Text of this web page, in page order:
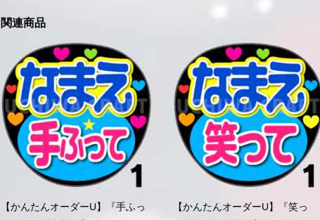
関連商品
【かんたんオーダーU】『手ふっ
【かんたんオーダーU】『笑っ